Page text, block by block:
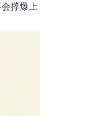
撑爆上